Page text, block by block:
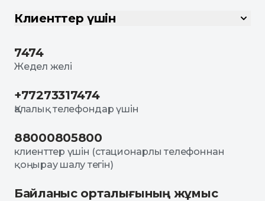
Клиенттер үшін
7474
Жедел желі
+77273317474
Қалалық телефондар үшін
88000805800
клиенттер үшін (стационарлы телефоннан
қоңырау шалу тегін)
Байланыс орталығының жұмыс